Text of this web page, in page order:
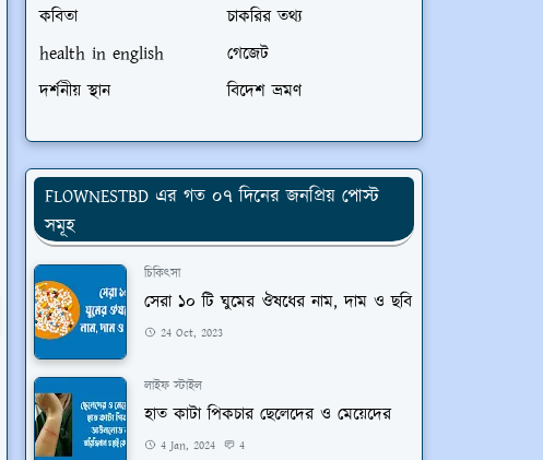
কবিতা
চাকরির তথ্য
health in english
গেজেট
দর্শনীয় স্থান
বিদেশ ভ্রমণ
FLOWNESTBD এর গত ০৭ দিনের জনপ্রিয় পোস্ট
সমূহ
চিকিৎসা
সেরা ১০ টি ঘুমের ঔষধের নাম, দাম ও ছবি
24 Oct, 2023
লাইফ স্টাইল
হাত কাটা পিকচার ছেলেদের ও মেয়েদের
4 Jan, 2024 4